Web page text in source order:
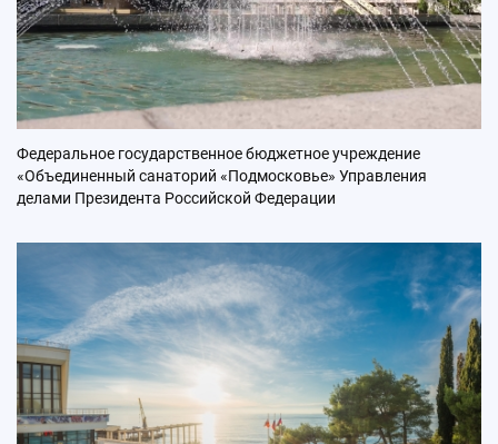
Федеральное государственное бюджетное учреждение
«Объединенный санаторий «Подмосковье» Управления
делами Президента Российской Федерации